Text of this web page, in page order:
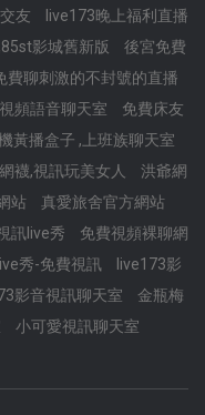
友
live173晚上福利直播
影城舊新版
後宮免費
費聊刺激的不封號的直播
頻語音聊天室
免費床友
黃播盒子 ,上班族聊天室
襪,視訊玩美女人
洪爺網
站
真愛旅舍官方網站
訊live秀
免費視頻裸聊網
秀-免費視訊
live173影
影音視訊聊天室
金瓶梅
小可愛視訊聊天室